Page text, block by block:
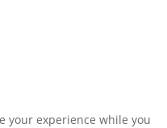
your experience while you